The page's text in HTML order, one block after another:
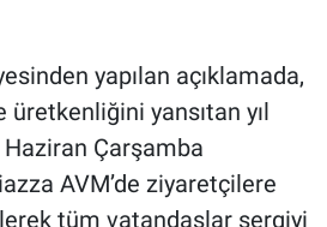
yapılan açıklamada,
üretkenliğini yansıtan yıl
Çarşamba
AVM’de ziyaretçilere
tüm vatandaşlar sergiyi